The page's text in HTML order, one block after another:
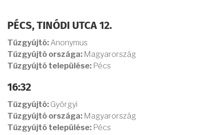
PÉCS, TINÓDI UTCA 12.
Tűzgyújtó: Anonymus
Tűzgyújtó országa: Magyarország
Tűzgyújtó települése: Pécs
16:32
Tűzgyújtó: Györgyi
Tűzgyújtó országa: Magyarország
Tűzgyújtó települése: Pécs